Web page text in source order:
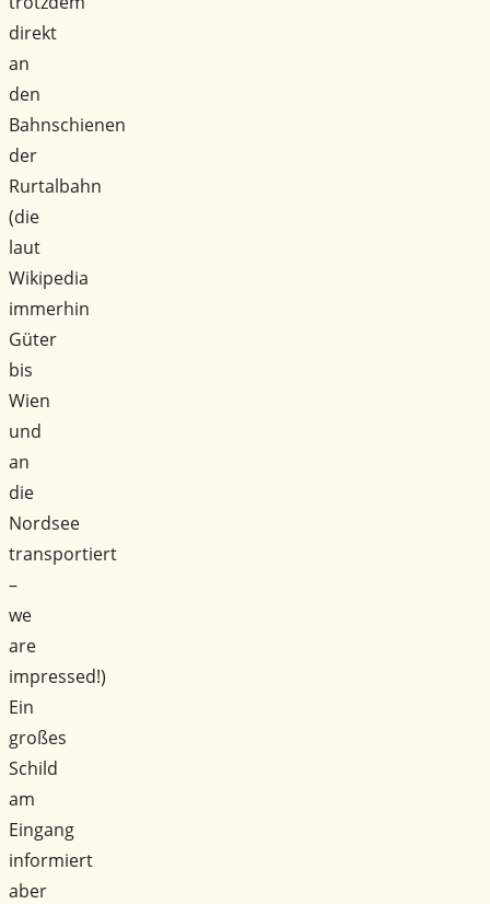
direkt
an
den
Bahnschienen
der
Rurtalbahn
(die
laut
Wikipedia
immerhin
Güter
bis
Wien
und
an
die
Nordsee
transportiert
–
we
are
impressed!)
Ein
großes
Schild
am
Eingang
informiert
aber